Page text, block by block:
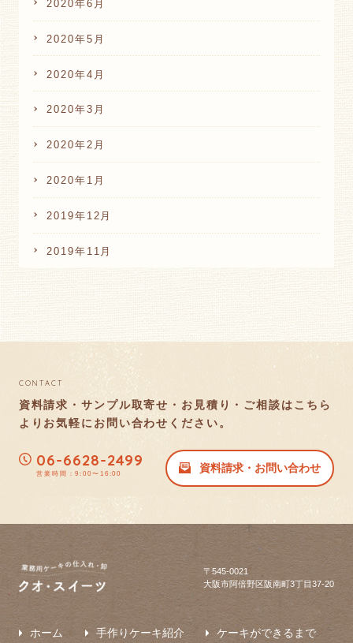
2020年6月
2020年5月
2020年4月
2020年3月
2020年2月
2020年1月
2019年12月
2019年11月
CONTACT
資料請求・サンプル取寄せ・お見積り・ご相談はこちら
より お気軽にお問い合わせください。
06-6628-2499
営業時間：9:00〜16:00 資料請求・お問い合わせ
〒545-0021
大阪市阿倍野区阪南町3丁目37-20
ホーム 手作りケーキ紹介 ケーキができるまで